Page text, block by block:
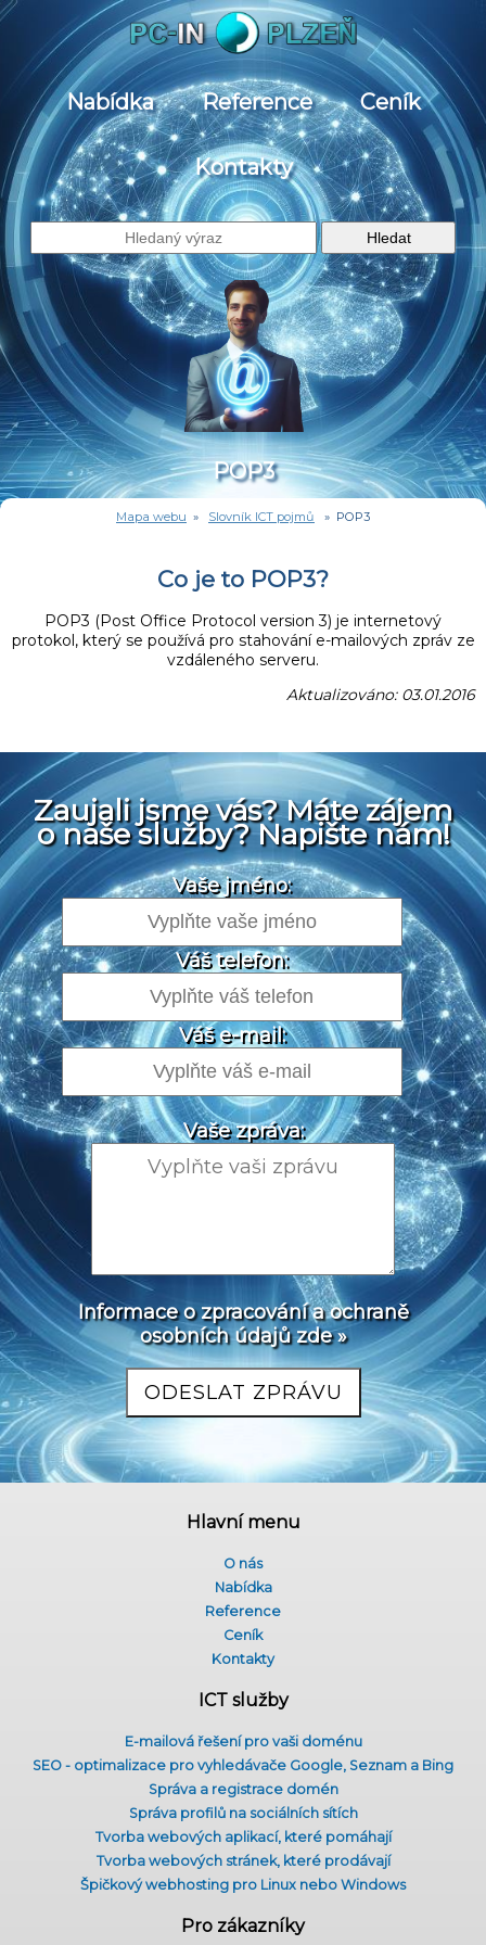
Nabídka Reference Ceník
Kontakty
POP3
Mapa webu » Slovník ICT pojmů » POP3
Co je to POP3?
POP3 (Post Office Protocol version 3) je internetový
protokol, který se používá pro stahování e-mailových zpráv ze
vzdáleného serveru.
Aktualizováno: 03.01.2016
Zaujali jsme vás? Máte zájem
o naše služby? Napište nám!
Vaše jméno:
Váš telefon:
Váš e-mail:
Vaše zpráva:
Informace o zpracování a ochraně
osobních údajů zde »
Hlavní menu
O nás
Nabídka
Reference
Ceník
Kontakty
ICT služby
E-mailová řešení pro vaši doménu
SEO - optimalizace pro vyhledávače Google, Seznam a Bing
Správa a registrace domén
Správa profilů na sociálních sítích
Tvorba webových aplikací, které pomáhají
Tvorba webových stránek, které prodávají
Špičkový webhosting pro Linux nebo Windows
Pro zákazníky